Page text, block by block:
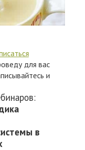
для вас
и
в